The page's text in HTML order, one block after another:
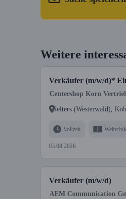
Weitere
Verkäufer (m/w/d)*
Centershop Korn
Selters (Westerwald),
Vollzeit
03.08.2026
Verkäufer (m/w/d)
AEM Communication